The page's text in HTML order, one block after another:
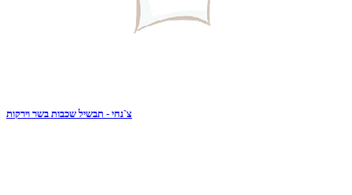
צ`נחי - תבשיל שכבות בשר וירקות